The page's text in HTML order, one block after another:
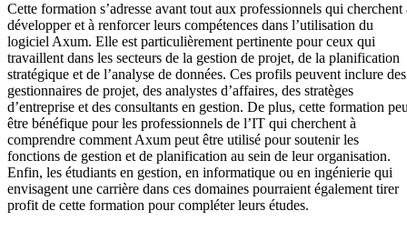
Cette formation s’adresse avant tout aux professionnels qui cherchent
développer et à renforcer leurs compétences dans l’utilisation du
logiciel Axum. Elle est particulièrement pertinente pour ceux qui
travaillent dans les secteurs de la gestion de projet, de la planification
stratégique et de l’analyse de données. Ces profils peuvent inclure des
gestionnaires de projet, des analystes d’affaires, des stratèges
d’entreprise et des consultants en gestion. De plus, cette formation
être bénéfique pour les professionnels de l’IT qui cherchent à
comprendre comment Axum peut être utilisé pour soutenir les
fonctions de gestion et de planification au sein de leur organisation.
Enfin, les étudiants en gestion, en informatique ou en ingénierie qui
envisagent une carrière dans ces domaines pourraient également tirer
profit de cette formation pour compléter leurs études.